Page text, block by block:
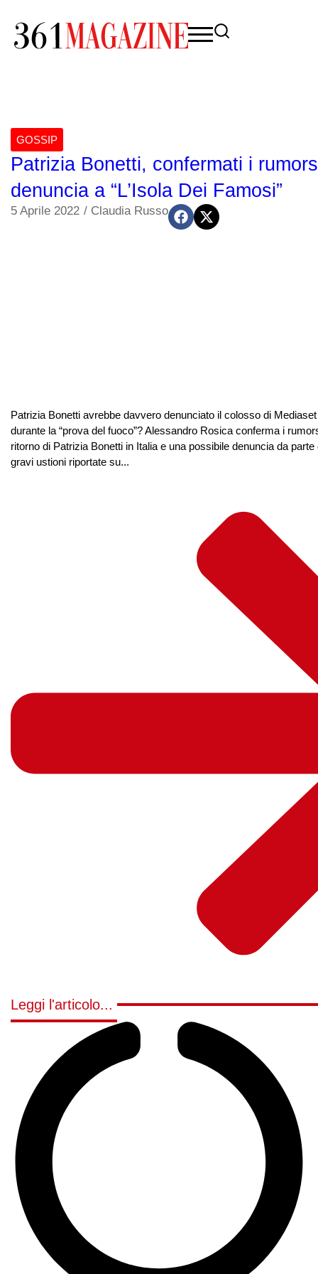
GOSSIP
Patrizia Bonetti, confermati i
denuncia a “L’Isola Dei Famosi”
5 Aprile 2022 / Claudia Russo
Patrizia Bonetti avrebbe davvero denunciato il colosso di
durante la “prova del fuoco”? Alessandro Rosica conferma i
ritorno di Patrizia Bonetti in Italia e una possibile denuncia da parte
gravi ustioni riportate su...
Leggi l'articolo...